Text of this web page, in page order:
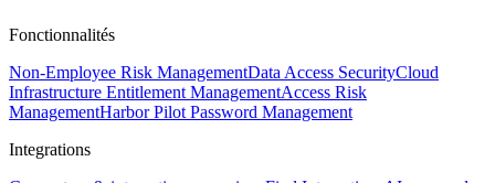
Fonctionnalités
Non-Employee Risk ManagementData Access SecurityCloud
Infrastructure Entitlement ManagementAccess Risk
ManagementHarbor Pilot Password Management
Integrations